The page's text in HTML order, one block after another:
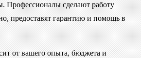
Профессионалы сделают работу
предоставят гарантию и помощь в
от вашего опыта, бюджета и